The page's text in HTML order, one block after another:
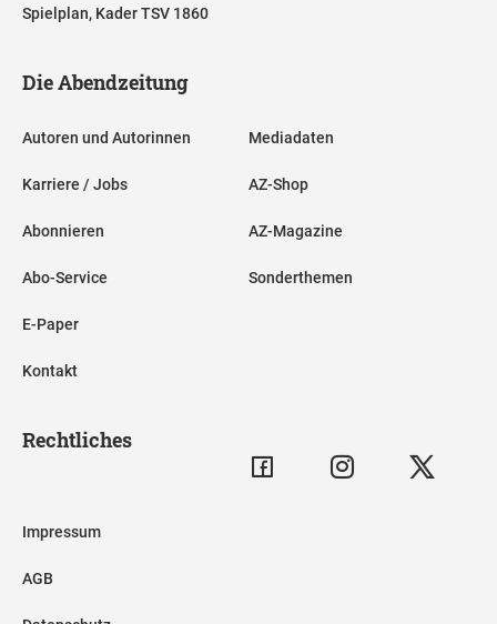
Spielplan, Kader TSV 1860
Die Abendzeitung
Autoren und Autorinnen
Karriere / Jobs
Abonnieren
Abo-Service
E-Paper
Kontakt
Mediadaten
AZ-Shop
AZ-Magazine
Sonderthemen
Rechtliches
Impressum
AGB